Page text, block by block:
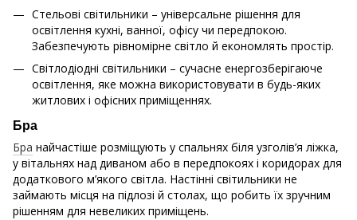
Стельові світильники – універсальне рішення для
освітлення кухні, ванної, офісу чи передпокою.
Забезпечують рівномірне світло й економлять простір.
Світлодіодні світильники – сучасне енергозберігаюче
освітлення, яке можна використовувати в будь-яких
житлових і офісних приміщеннях.
Бра
Бра найчастіше розміщують у спальнях біля узголів’я ліжка,
у вітальнях над диваном або в передпокоях і коридорах для
додаткового м’якого світла. Настінні світильники не
займають місця на підлозі й столах, що робить їх зручним
рішенням для невеликих приміщень.